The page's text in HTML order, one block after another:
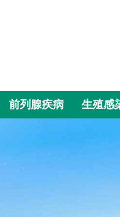
前列腺疾病 生殖感